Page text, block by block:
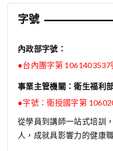
字號
內政部字號：
●台內團字第 1061403537
事業主管機關：衛生福利
●字號：衛授國字第
從學員到講師一站式培訓
人，成就具影響力的健康